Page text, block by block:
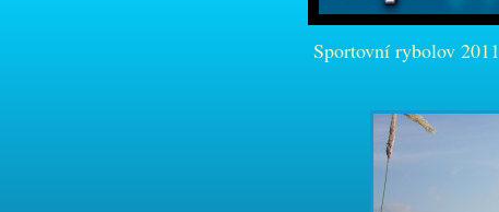
Sportovní rybolov 2011